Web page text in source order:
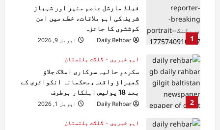
1
فیلڈ مارشل عاصم منیر اور شہباز
شریف کی اہم ملاقات، خطے میں امن
کوششوں کا جائزہ
Daily Rehbar
اپریل 9, 2026
2
اہم خبریں
گلگت بلتستان
سکردو حالیہ سرکاری املاک جلاؤ
گھیراؤ واقعہ،محکمانہ انکوائری کے
بعد 18 پولیس اہلکار برطرف
Daily Rehbar
اپریل 1, 2026
اہم خبریں
گلگت بلتستان